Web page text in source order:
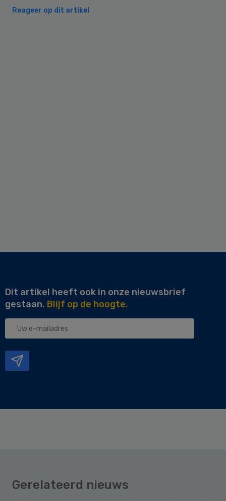
Reageer op dit artikel
Dit artikel heeft ook in onze nieuwsbrief
gestaan. Blijf op de hoogte.
Uw
Gerelateerd nieuws